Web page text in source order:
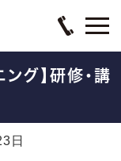
グ】研修・講
日